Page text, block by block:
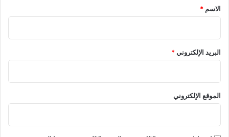
*
الاسم *
البريد الإلكتروني*
الموقع الإلكتروني